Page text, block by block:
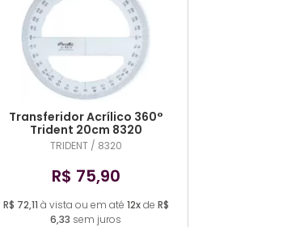
Transferidor Acrílico 360°
Trident 20cm 8320
TRIDENT / 8320
R$ 75,90
R$ 72,11 à vista ou em até 12xde R$
6,33 sem juros